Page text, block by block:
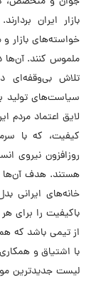
بازار ایران
خواسته‌های بازار
ملموس کنند. آن‌ها
تلاش بی‌وقفه‌ای
سیاست‌های تولید
لایق اعتماد مردم
کیفیت، که با
روزافزون نیروی
هستند. هدف آن‌ها
خانه‌های ایرانی
باکیفیت را برای
از تیمی باشد که
با اشتیاق و
لیست جدیدترین